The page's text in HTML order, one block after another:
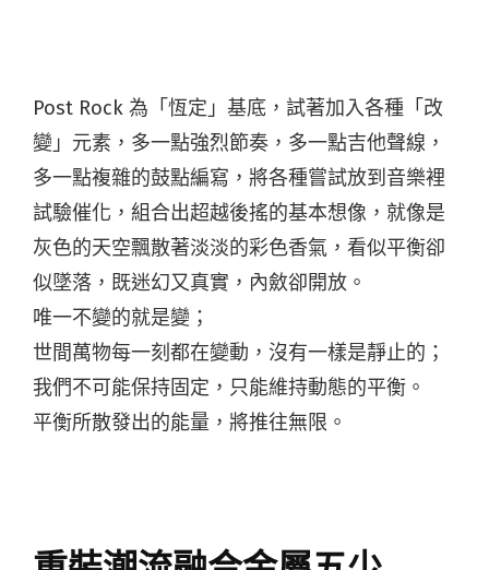
Post Rock 為「恆定」基底，試著加入各種「改
變」元素，多一點強烈節奏，多一點吉他聲線，
多一點複雜的鼓點編寫，將各種嘗試放到音樂裡
試驗催化，組合出超越後搖的基本想像，就像是
灰色的天空飄散著淡淡的彩色香氣，看似平衡卻
似墜落，既迷幻又真實，內斂卻開放。
唯一不變的就是變；
世間萬物每一刻都在變動，沒有一樣是靜止的；
我們不可能保持固定，只能維持動態的平衡。
平衡所散發出的能量，將推往無限。